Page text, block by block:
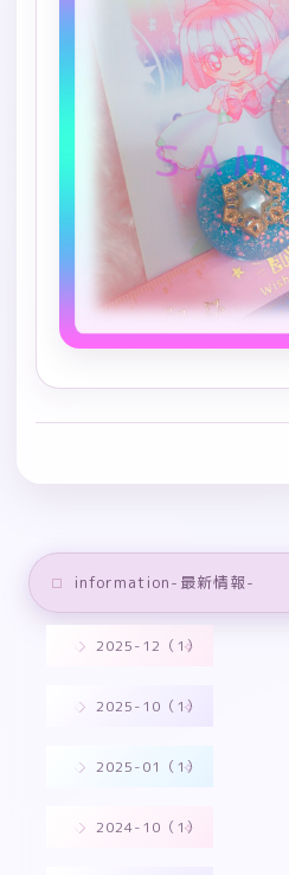
information-最新情報-
2025-12（1）
2025-10（1）
2025-01（1）
2024-10（1）